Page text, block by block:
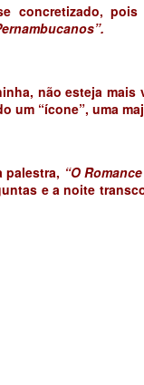
concretizado,
não esteja
um “ícone”, uma
palestra, “O
e a noite